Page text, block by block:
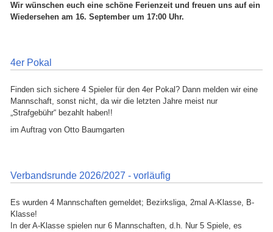
Wir wünschen euch eine schöne Ferienzeit und freuen uns auf ein
Wiedersehen am 16. September um 17:00 Uhr.
4er Pokal
Finden sich sichere 4 Spieler für den 4er Pokal? Dann melden wir eine
Mannschaft, sonst nicht, da wir die letzten Jahre meist nur
„Strafgebühr“ bezahlt haben!!
im Auftrag von Otto Baumgarten
Verbandsrunde 2026/2027 - vorläufig
Es wurden 4 Mannschaften gemeldet; Bezirksliga, 2mal A-Klasse, B-
Klasse!
In der A-Klasse spielen nur 6 Mannschaften, d.h. Nur 5 Spiele, es